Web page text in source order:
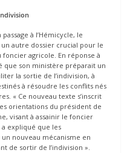
à l’Hémicycle, le
autre dossier crucial pour le
agricole. En réponse à
que son ministère préparait un
la sortie de l’indivision, à
à résoudre les conflits nés
« Ce nouveau texte s’inscrit
orientations du président de
visant à assainir le foncier
expliqué que les
nouveau mécanisme en
de sortir de l’indivision ».